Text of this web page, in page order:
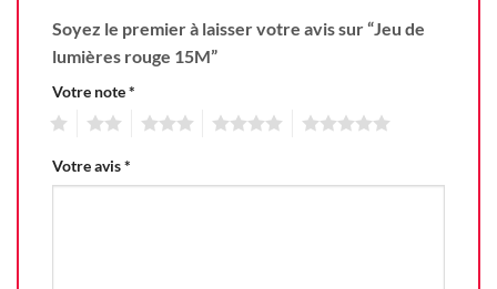
Soyez le premier à laisser votre avis sur “Jeu de
lumières rouge 15M”
Votre note*
Votre avis*